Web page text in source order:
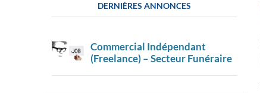
DERNIÈRES ANNONCES
Commercial Indépendant
(Freelance) – Secteur Funéraire